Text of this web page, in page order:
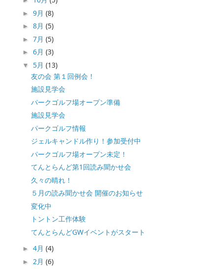
►9月(8)
►8月(5)
►7月(5)
►6月(3)
▼ 5月(13)
友の会 第１回例会！
施設見学会
パークゴルフ場オープン準備
施設見学会
パークゴルフ情報
ジェルキャンドル作り！参加受付中
パークゴルフ場オープン未定！
てんとらんど第1回読み聞かせ会
久々の晴れ！
５月の読み聞かせ会 開催のお知らせ
変化中
トントン工作体験
てんとらんどGWイベントがスタート
►4月(4)
► 2月(6)